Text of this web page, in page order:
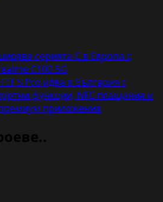
серията C в Европа с
C100 5G
FIT 5 Pro идва в България с
функции, NFC плащания и
приложения